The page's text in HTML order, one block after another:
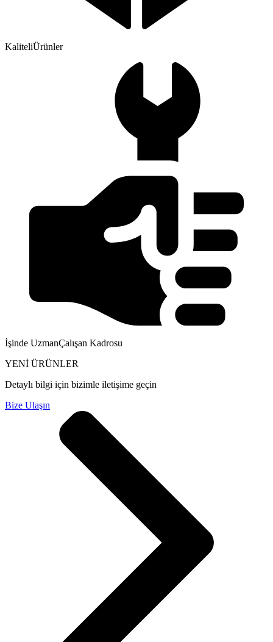
Ürünlerimiz
KaliteliÜrünler
İşinde UzmanÇalışan Kadrosu
YENİ ÜRÜNLER
Detaylı bilgi için bizimle iletişime geçin
Bize Ulaşın